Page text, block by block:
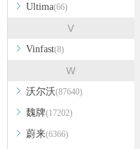
Ultima(66)
V
Vinfast(8)
W
沃尔沃(87640)
魏牌(17202)
蔚来(6366)